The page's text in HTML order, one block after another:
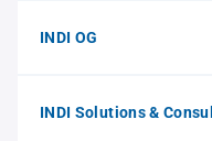
INDI OG
INDI Solutions &